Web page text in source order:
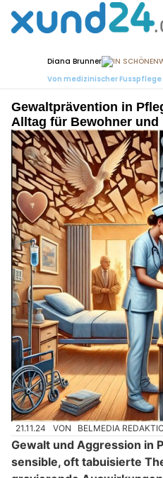
Gewaltprävention in
Alltag für Bewohner und
21.11.24 VON BELMEDIA
Gewalt und Aggression in
sensible, oft tabuisierte